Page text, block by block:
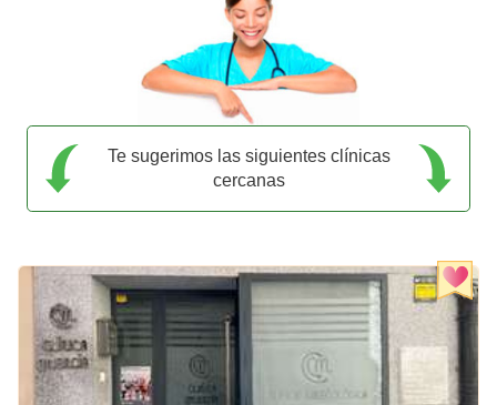
Te sugerimos las siguientes clínicas
cercanas